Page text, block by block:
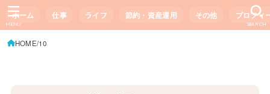
ホーム 仕事 ライフ 節約・資産運用 その他 プロフィ
SEARCH
MENU
HOME 10